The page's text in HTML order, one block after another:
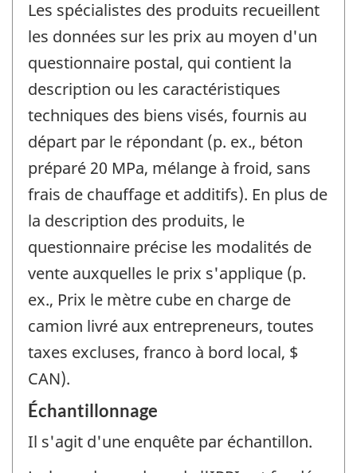
Les spécialistes des produits recueillent
les données sur les prix au moyen d'un
questionnaire postal, qui contient la
description ou les caractéristiques
techniques des biens visés, fournis au
départ par le répondant (p. ex., béton
préparé 20 MPa, mélange à froid, sans
frais de chauffage et additifs). En plus de
la description des produits, le
questionnaire précise les modalités de
vente auxquelles le prix s'applique (p.
ex., Prix le mètre cube en charge de
camion livré aux entrepreneurs, toutes
taxes excluses, franco à bord local, $
CAN).
Échantillonnage
Il s'agit d'une enquête par échantillon.